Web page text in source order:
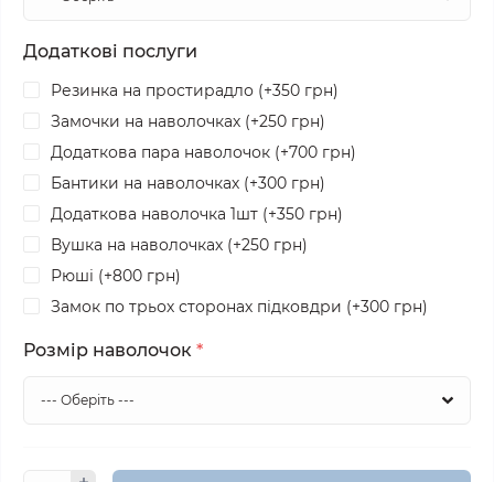
Додаткові послуги
Резинка на простирадло (+350 грн)
Замочки на наволочках (+250 грн)
Додаткова пара наволочок (+700 грн)
Бантики на наволочках (+300 грн)
Додаткова наволочка 1шт (+350 грн)
Вушка на наволочках (+250 грн)
Рюші (+800 грн)
Замок по трьох сторонах підковдри (+300 грн)
Розмір наволочок *